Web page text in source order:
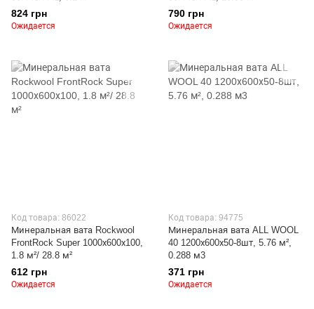
824 грн
Ожидается
790 грн
Ожидается
Код товара: 86022
Минеральная вата Rockwool
FrontRock Super 1000х600х100,
1.8 м²/ 28.8 м²
612 грн
Ожидается
Код товара: 94775
Минеральная вата ALL WOOL
40 1200х600х50-8шт, 5.76 м²,
0.288 м3
371 грн
Ожидается